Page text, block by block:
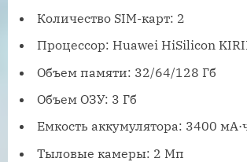
Количество SIM-карт: 2
Процессор: Huawei HiSilicon
Объем памяти: 32/64/128 Гб
Объем ОЗУ: 3 Гб
Емкость аккумулятора: 3400
Тыловые камеры: 2 Мп